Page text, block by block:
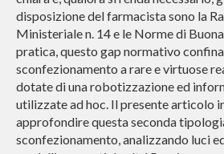
disposizione del farmacista sono la
Ministeriale n. 14 e le Norme di
pratica, questo gap normativo
sconfezionamento a rare e virtuose
dotate di una robotizzazione ed
utilizzate ad hoc. Il presente articolo
approfondire questa seconda
sconfezionamento, analizzando luci